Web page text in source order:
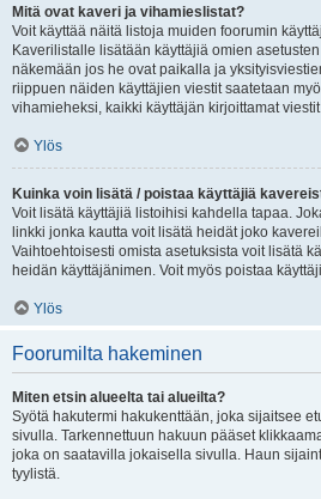
Mitä ovat kaveri ja vihamieslistat?
Voit käyttää näitä listoja muiden foorumin
Kaverilistalle lisätään käyttäjiä omien
näkemään jos he ovat paikalla ja
riippuen näiden käyttäjien viestit saatetaan
vihamieheksi, kaikki käyttäjän kirjoittamat
Ylös
Kuinka voin lisätä / poistaa käyttäjiä
Voit lisätä käyttäjiä listoihisi kahdella tapaa.
linkki jonka kautta voit lisätä heidät joko
Vaihtoehtoisesti omista asetuksista voit lisätä
heidän käyttäjänimen. Voit myös poistaa
Ylös
Foorumilta hakeminen
Miten etsin alueelta tai alueilta?
Syötä hakutermi hakukenttään, joka sijaitsee
sivulla. Tarkennettuun hakuun pääset
joka on saatavilla jokaisella sivulla. Haun
tyylistä.